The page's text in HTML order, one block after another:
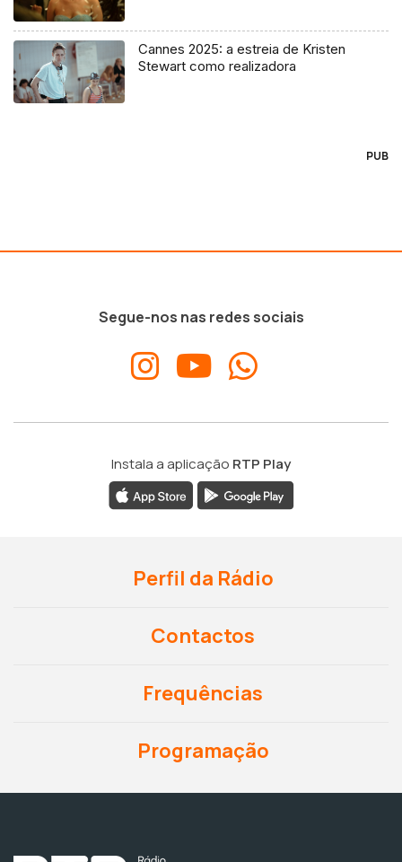
Cannes 2025: a estreia de Kristen
Stewart como realizadora
PUB
Segue-nos nas redes sociais
Instala a aplicação RTP Play
Perfil da Rádio
Contactos
Frequências
Programação